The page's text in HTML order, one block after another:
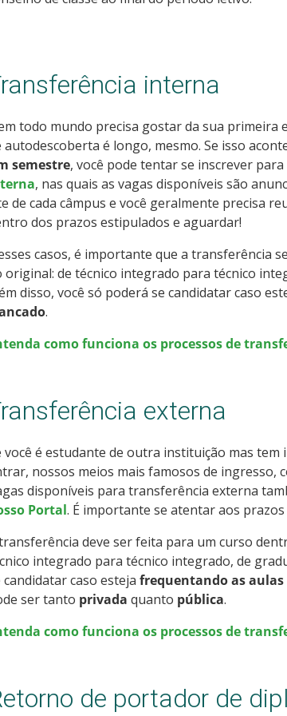
interna
todo mundo precisa gostar da sua primeira
autodescoberta é longo, mesmo. Se isso
semestre, você pode tentar se inscrever
, nas quais as vagas disponíveis são
de cada câmpus e você geralmente precisa
dos prazos estipulados e aguardar!
casos, é importante que a transferência
original: de técnico integrado para técnico
disso, você só poderá se candidatar caso
.
como funciona os processos de
externa
você é estudante de outra instituição mas tem
nossos meios mais famosos de ingresso,
disponíveis para transferência externa
Portal. É importante se atentar aos
deve ser feita para um curso
integrado para técnico integrado, de
candidatar caso esteja frequentando as aulas
ser tanto privada quanto pública.
como funciona os processos de
de portador de